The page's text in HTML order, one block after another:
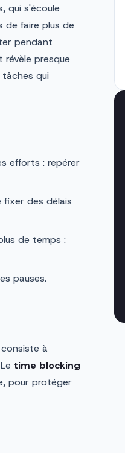
qui s'écoule
de faire plus de
pendant
révèle presque
qui
efforts : repérer
des délais
de temps :
pauses.
consiste à
time blocking
pour protéger